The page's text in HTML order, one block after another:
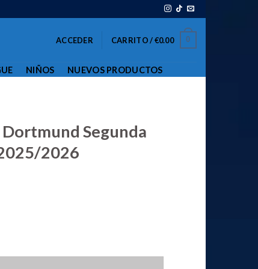
ACCEDER CARRITO /€0.00 0
NIÑOS NUEVOS PRODUCTOS
Segunda
2026